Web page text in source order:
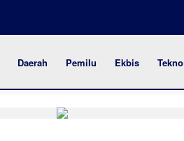
Daerah Pemilu Ekbis Tekno